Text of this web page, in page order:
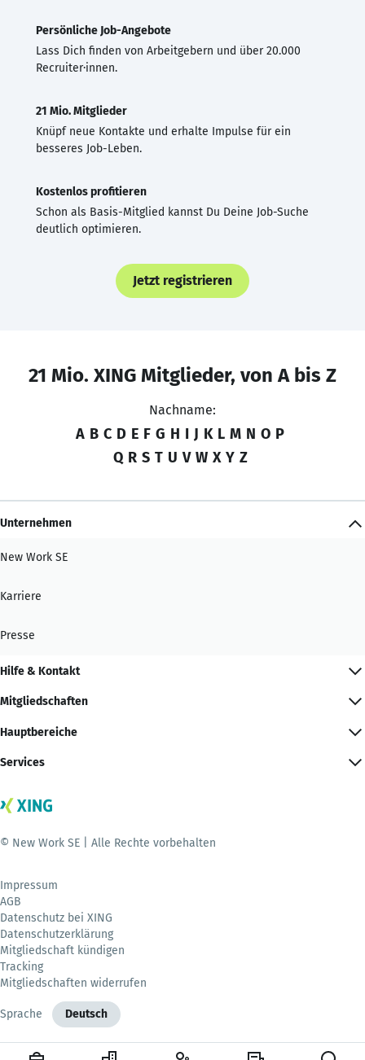
Persönliche Job-Angebote
Lass Dich finden von Arbeitgebern und über 20.000
Recruiter·innen.
21 Mio. Mitglieder
Knüpf neue Kontakte und erhalte Impulse für ein
besseres Job-Leben.
Kostenlos profitieren
Schon als Basis-Mitglied kannst Du Deine Job-Suche
deutlich optimieren.
Jetzt registrieren
21 Mio. XING Mitglieder, von A bis Z
Nachname:
A B C D E F G H I J K L M N O P
Q R S T U V W X Y Z
Unternehmen
New Work SE
Karriere
Presse
Hilfe & Kontakt
Mitgliedschaften
Hauptbereiche
Services
© New Work SE | Alle Rechte vorbehalten
Impressum
AGB
Datenschutz bei XING
Datenschutzerklärung
Mitgliedschaft kündigen
Tracking
Mitgliedschaften widerrufen
Sprache Deutsch